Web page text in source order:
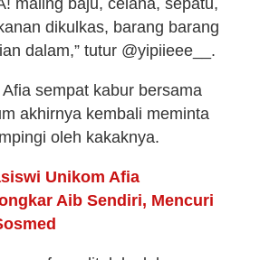
maling baju, celana, sepatu,
dikulkas, barang barang
dalam,” tutur @yipiieee__.
sempat kabur bersama
akhirnya kembali meminta
oleh kakaknya.
Unikom Afia
Aib Sendiri, Mencuri